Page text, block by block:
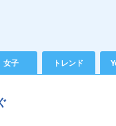
女子 トレンド